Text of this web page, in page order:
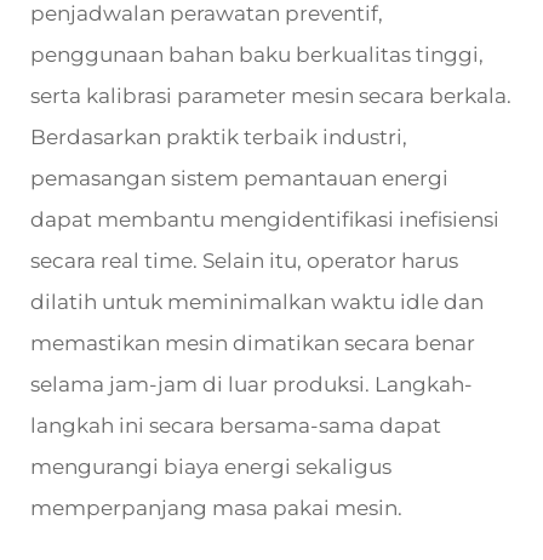
penjadwalan perawatan preventif,
penggunaan bahan baku berkualitas tinggi,
serta kalibrasi parameter mesin secara berkala.
Berdasarkan praktik terbaik industri,
pemasangan sistem pemantauan energi
dapat membantu mengidentifikasi inefisiensi
secara real time. Selain itu, operator harus
dilatih untuk meminimalkan waktu idle dan
memastikan mesin dimatikan secara benar
selama jam-jam di luar produksi. Langkah-
langkah ini secara bersama-sama dapat
mengurangi biaya energi sekaligus
memperpanjang masa pakai mesin.